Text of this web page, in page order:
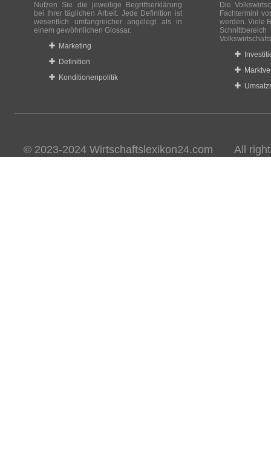
Nutzen Sie die jeweilige Begriffserklärung
bei Ihrer täglichen Arbeit. Jede Definition ist
wesentlich umfangreicher angelegt als in
einem gewöhnlichen Glossar.
Marketing
Definition
Konditionenpolitik
Die
Fachtermini
werden. Viele
© 2023-2024 Wirtschaftslexikon24.com All